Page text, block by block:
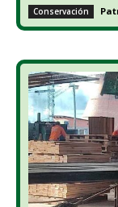
Conservación